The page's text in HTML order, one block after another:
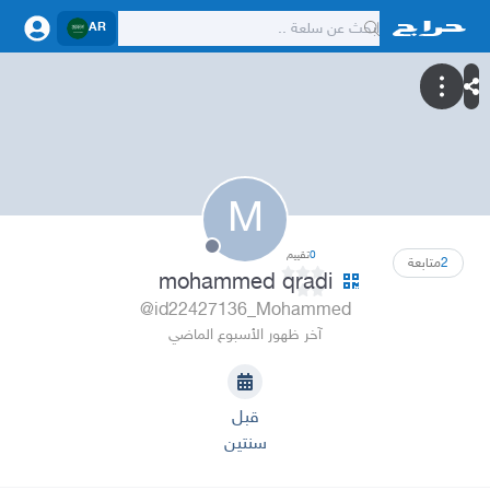
AR
M
2متابعة 0تقييم
mohammed qradi
@id22427136_Mohammed
آخر ظهور الأسبوع الماضي
قبل
سنتين